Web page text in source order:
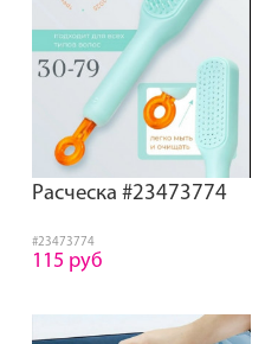
Расческа #23473774
#23473774
115 руб